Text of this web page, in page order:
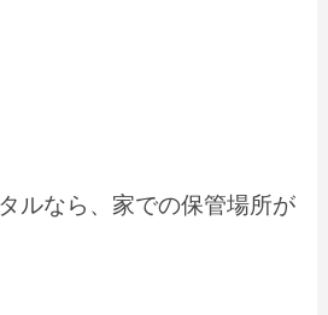
ルなら、家での保管場所が